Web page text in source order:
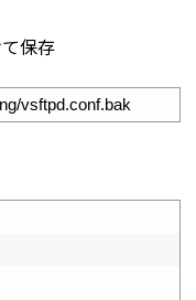
保存
vsftpd.conf.bak